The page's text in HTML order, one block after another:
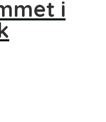
i